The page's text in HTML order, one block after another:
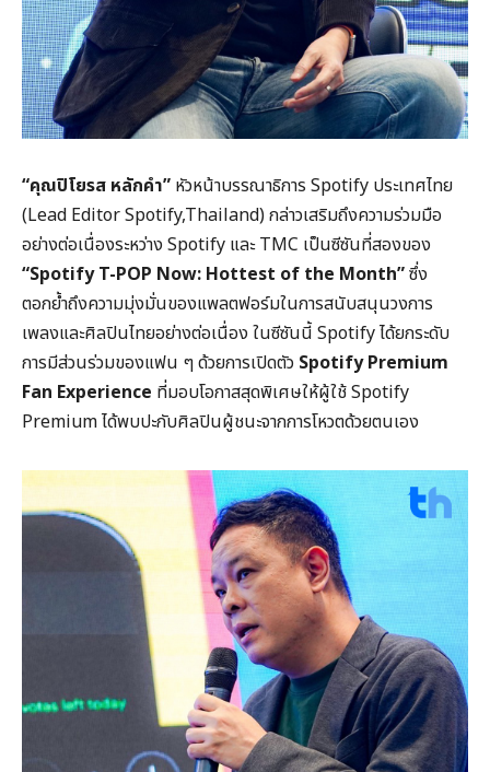
“คุณปิโยรส หลักคำ” หัวหน้าบรรณาธิการ Spotify ประเทศไทย
(Lead Editor Spotify,Thailand) กล่าวเสริมถึงความร่วมมือ
อย่างต่อเนื่องระหว่าง Spotify และ TMC เป็นซีซันที่สองของ
“Spotify T-POP Now: Hottest of the Month”ซึ่ง
ตอกย้ำถึงความมุ่งมั่นของแพลตฟอร์มในการสนับสนุนวงการ
เพลงและศิลปินไทยอย่างต่อเนื่อง ในซีซันนี้ Spotify ได้ยกระดับ
การมีส่วนร่วมของแฟน ๆ ด้วยการเปิดตัว Spotify Premium
Fan Experience ที่มอบโอกาสสุดพิเศษให้ผู้ใช้ Spotify
Premium ได้พบปะกับศิลปินผู้ชนะจากการโหวตด้วยตนเอง